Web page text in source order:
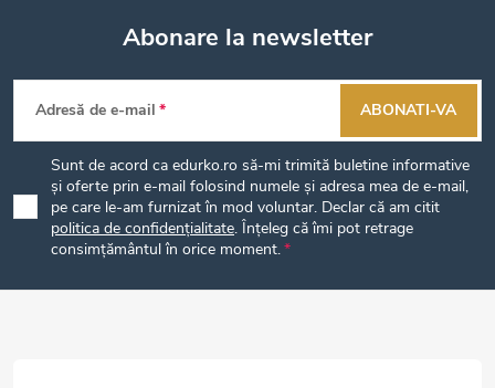
S
u
b
o
Abonare la newsletter
Adresă de e-mail
Sunt de acord ca edurko.ro să-mi trimită buletine informative
și oferte prin e-mail folosind numele și adresa mea de e-mail,
pe care le-am furnizat în mod voluntar. Declar că am citit
politica de confidențialitate. Înțeleg că îmi pot retrage
consimțământul în orice moment.
ABONATI-VA